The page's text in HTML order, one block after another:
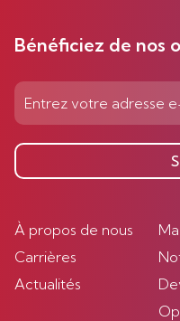
Bénéficiez de nos
À propos de nous
Carrières
Actualités